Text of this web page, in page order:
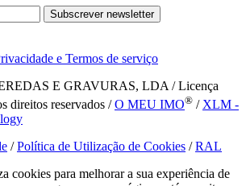
Subscrever newsletter
e Termos de serviço
E GRAVURAS, LDA / Licença
direitos reservados /O MEU IMO® / XLM -
/Política de Utilização de Cookies /RAL
cookies para melhorar a sua experiência de